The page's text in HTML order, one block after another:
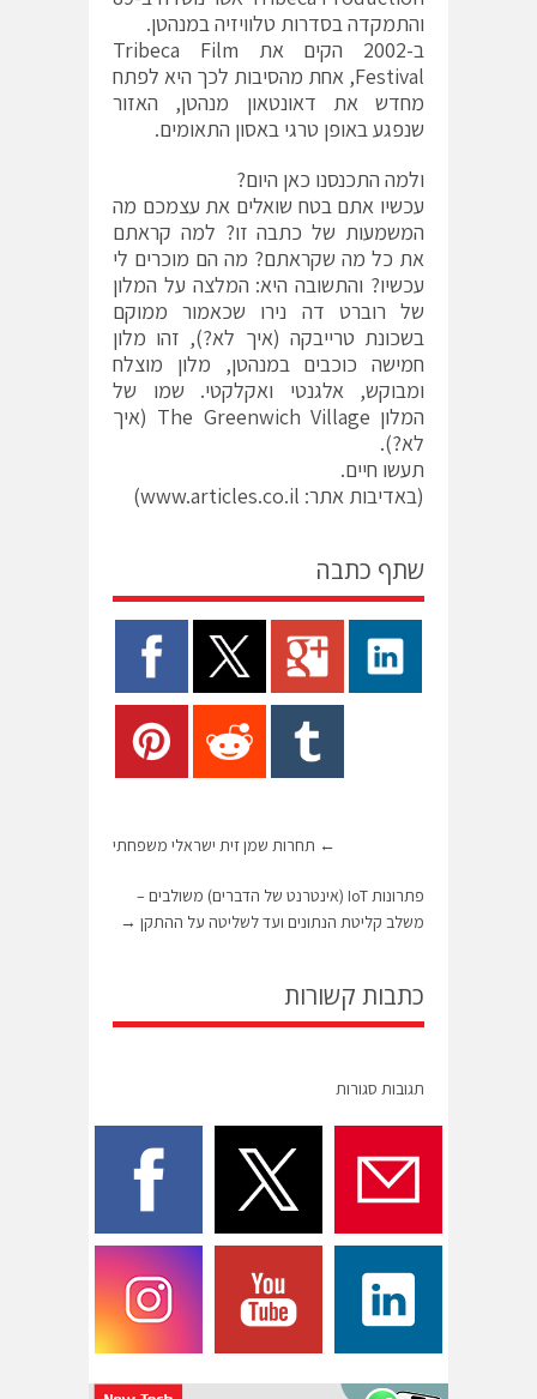
והתמקדה בסדרות טלוויזיה במנהטן.
ב-2002 הקים את Tribeca Film
Festival, אחת מהסיבות לכך היא לפתח
מחדש את דאונטאון מנהטן, האזור
שנפגע באופן טרגי באסון התאומים.
ולמה התכנסנו כאן היום?
עכשיו אתם בטח שואלים את עצמכם מה
המשמעות של כתבה זו? למה קראתם
את כל מה שקראתם? מה הם מוכרים לי
עכשיו? והתשובה היא: המלצה על המלון
של רוברט דה נירו שכאמור ממוקם
בשכונת טרייבקה (איך לא?), זהו מלון
חמישה כוכבים במנהטן, מלון מוצלח
ומבוקש, אלגנטי ואקלקטי. שמו של
המלון The Greenwich Village (איך
לא?).
תעשו חיים.
(באדיבות אתר: www.articles.co.il)
שתף כתבה
← תחרות שמן זית ישראלי משפחתי
פתרונות IoT (אינטרנט של הדברים) משולבים –
משלב קליטת הנתונים ועד לשליטה על ההתקן →
כתבות קשורות
תגובות סגורות